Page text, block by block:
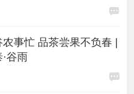
事忙 品茶尝果不负春 |
谷雨